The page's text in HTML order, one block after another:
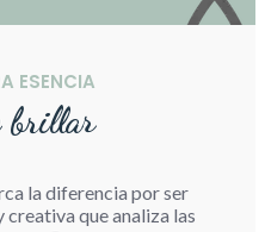
ESENCIA
brillar
la diferencia por ser
creativa que analiza las